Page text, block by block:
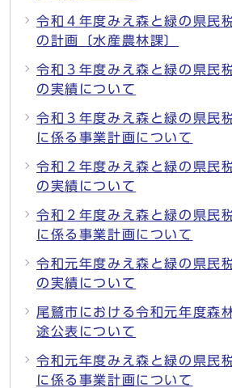
令和４年度みえ森と緑の県民
の計画〔水産農林課〕
令和３年度みえ森と緑の県民
の実績について
令和３年度みえ森と緑の県民
に係る事業計画について
令和２年度みえ森と緑の県民
の実績について
令和２年度みえ森と緑の県民
に係る事業計画について
令和元年度みえ森と緑の県民
の実績について
尾鷲市における令和元年度森
途公表について
令和元年度みえ森と緑の県民
に係る事業計画について